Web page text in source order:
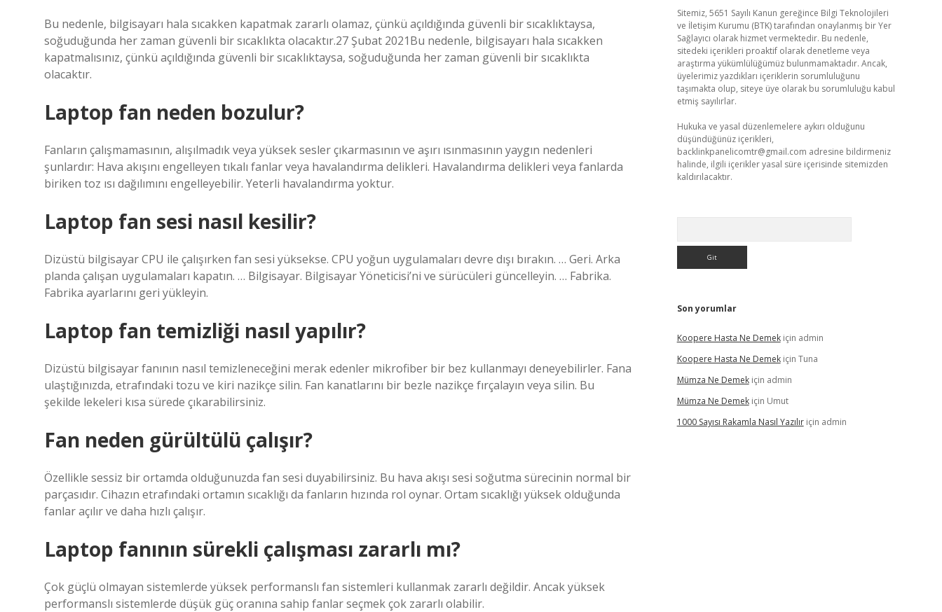
Bu nedenle, bilgisayarı hala sıcakken kapatmak zararlı olamaz, çünkü açıldığında güvenli bir sıcaklıktaysa,
soğuduğunda her zaman güvenli bir sıcaklıkta olacaktır.27 Şubat 2021Bu nedenle, bilgisayarı hala sıcakken
kapatmalısınız, çünkü açıldığında güvenli bir sıcaklıktaysa, soğuduğunda her zaman güvenli bir sıcaklıkta
olacaktır.
Laptop fan neden bozulur?
Fanların çalışmamasının, alışılmadık veya yüksek sesler çıkarmasının ve aşırı ısınmasının yaygın nedenleri
şunlardır: Hava akışını engelleyen tıkalı fanlar veya havalandırma delikleri. Havalandırma delikleri veya fanlarda
biriken toz ısı dağılımını engelleyebilir. Yeterli havalandırma yoktur.
Laptop fan sesi nasıl kesilir?
Dizüstü bilgisayar CPU ile çalışırken fan sesi yüksekse. CPU yoğun uygulamaları devre dışı bırakın. … Geri. Arka
planda çalışan uygulamaları kapatın. … Bilgisayar. Bilgisayar Yöneticisi’ni ve sürücüleri güncelleyin. … Fabrika.
Fabrika ayarlarını geri yükleyin.
Laptop fan temizliği nasıl yapılır?
Dizüstü bilgisayar fanının nasıl temizleneceğini merak edenler mikrofiber bir bez kullanmayı deneyebilirler. Fana
ulaştığınızda, etrafındaki tozu ve kiri nazikçe silin. Fan kanatlarını bir bezle nazikçe fırçalayın veya silin. Bu
şekilde lekeleri kısa sürede çıkarabilirsiniz.
Fan neden gürültülü çalışır?
Özellikle sessiz bir ortamda olduğunuzda fan sesi duyabilirsiniz. Bu hava akışı sesi soğutma sürecinin normal bir
parçasıdır. Cihazın etrafındaki ortamın sıcaklığı da fanların hızında rol oynar. Ortam sıcaklığı yüksek olduğunda
fanlar açılır ve daha hızlı çalışır.
Laptop fanının sürekli çalışması zararlı mı?
Çok güçlü olmayan sistemlerde yüksek performanslı fan sistemleri kullanmak zararlı değildir. Ancak yüksek
performanslı sistemlerde düşük güç oranına sahip fanlar seçmek çok zararlı olabilir.
Sitemiz, 5651 Sayılı Kanun gereğince Bilgi Teknolojileri
ve İletişim Kurumu (BTK) tarafından onaylanmış bir Yer
Sağlayıcı olarak hizmet vermektedir. Bu nedenle,
sitedeki içerikleri proaktif olarak denetleme veya
araştırma yükümlülüğümüz bulunmamaktadır. Ancak,
üyelerimiz yazdıkları içeriklerin sorumluluğunu
taşımakta olup, siteye üye olarak bu sorumluluğu kabul
etmiş sayılırlar.
Hukuka ve yasal düzenlemelere aykırı olduğunu
düşündüğünüz içerikleri,
backlinkpanelicomtr@gmail.com adresine bildirmeniz
halinde, ilgili içerikler yasal süre içerisinde sitemizden
kaldırılacaktır.
Son yorumlar
Koopere Hasta Ne Demekiçin admin
Koopere Hasta Ne Demekiçin Tuna
Mümza Ne Demekiçin admin
Mümza Ne Demekiçin Umut
1000 Sayısı Rakamla Nasıl Yazılıriçin admin